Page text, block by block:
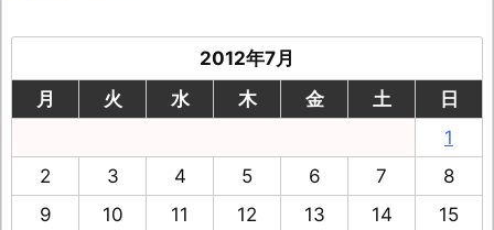
2012年7月
月
火 水 木 金 土
日
1
2
3 4 5 6 7
8
9
10 11 12 13 14
15